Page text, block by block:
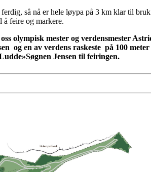
så nå er hele løypa på 3 km klar til
å feire og markere.
olympisk mester og verdensmester
og en av verdens raskeste på 100 meter
Jensen til feiringen.